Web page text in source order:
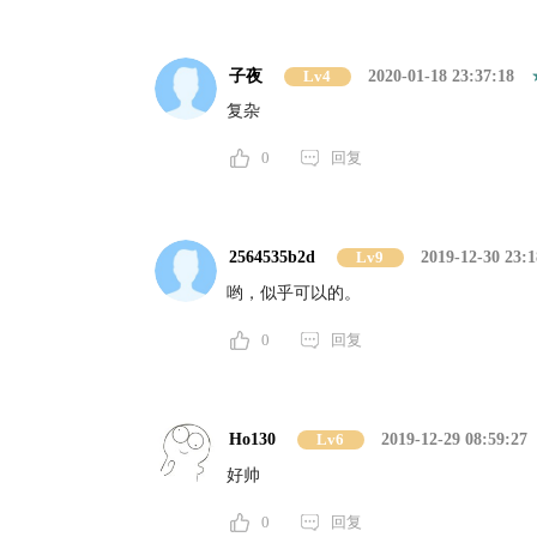
子夜 Lv4
2020-01-18 23:37:18
复杂
0 回复
2564535b2d Lv9
2019-12-30
哟，似乎可以的。
0 回复
Ho130 Lv6
2019-12-29 08:59:27
好帅
0 回复